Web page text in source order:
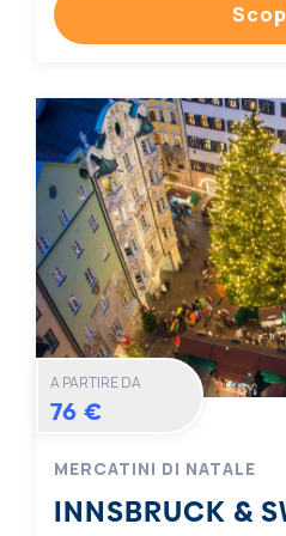
A PARTIRE DA
76 €
MERCATINI DI NATALE
INNSBRUCK &